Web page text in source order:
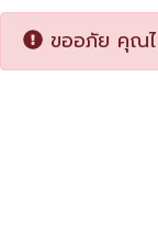
ขออภัย คุณไ